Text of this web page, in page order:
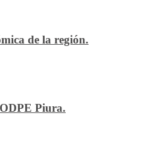
de la región.
Piura.